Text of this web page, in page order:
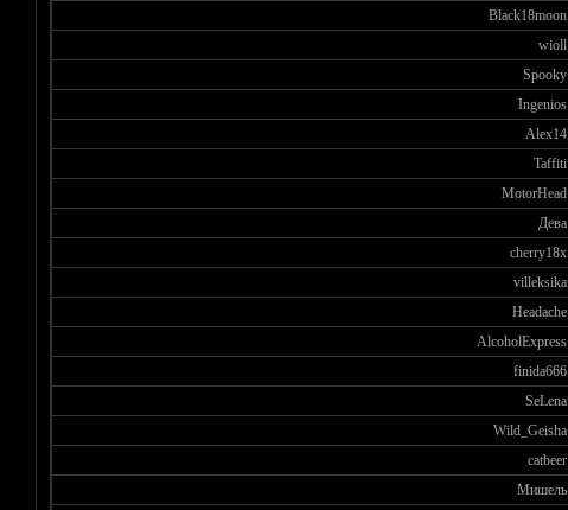
Black18moon
wioll
Spooky
Ingenios
Alex14
Taffiti
MotorHead
Дева
cherry18x
villeksika
Headache
AlcoholExpress
finida666
SeLena
Wild_Geisha
catbeer
Мишель